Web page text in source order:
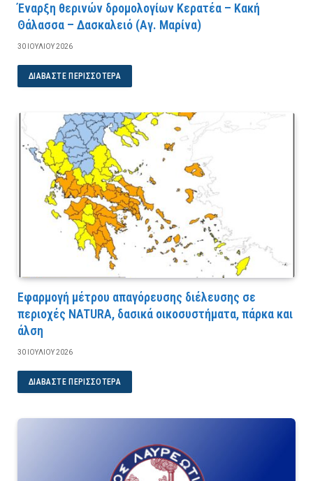
Έναρξη θερινών δρομολογίων Κερατέα – Κακή
Θάλασσα – Δασκαλειό (Αγ. Μαρίνα)
30 ΙΟΥΛΊΟΥ 2026
ΔΙΑΒΆΣΤΕ ΠΕΡΙΣΣΌΤΕΡΑ
Εφαρμογή μέτρου απαγόρευσης διέλευσης σε
περιοχές NATURA, δασικά οικοσυστήματα, πάρκα και
άλση
30 ΙΟΥΛΊΟΥ 2026
ΔΙΑΒΆΣΤΕ ΠΕΡΙΣΣΌΤΕΡΑ